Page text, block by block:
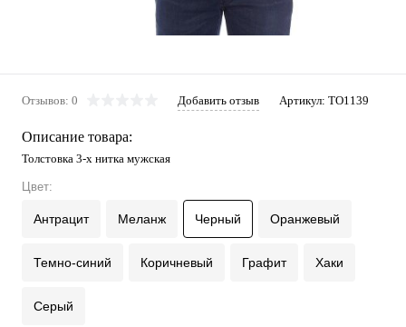
Отзывов: 0 Добавить отзыв Артикул: ТО1139
Описание товара:
Толстовка 3-х нитка мужская
Цвет:
Антрацит Меланж Черный Оранжевый
Темно-синий Коричневый Графит Хаки
Серый